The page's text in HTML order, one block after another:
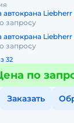
Liebherr
запросу
Liebherr
запросу
32
по
Заказать